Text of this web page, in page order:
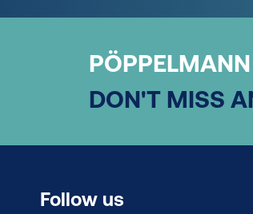
DON'T MISS
Follow us